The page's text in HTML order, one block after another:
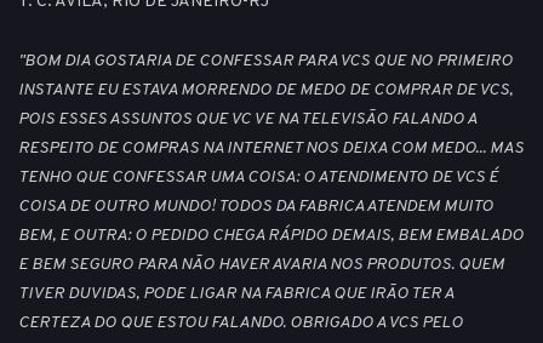
"BOM DIA GOSTARIA DE CONFESSAR PARA VCS QUE NO PRIMEIRO
INSTANTE EU ESTAVA MORRENDO DE MEDO DE COMPRAR DE VCS,
POIS ESSES ASSUNTOS QUE VC VE NA TELEVISÃO FALANDO A
RESPEITO DE COMPRAS NA INTERNET NOS DEIXA COM MEDO... MAS
TENHO QUE CONFESSAR UMA COISA: O ATENDIMENTO DE VCS É
COISA DE OUTRO MUNDO! TODOS DA FABRICA ATENDEM MUITO
BEM, E OUTRA: O PEDIDO CHEGA RÁPIDO DEMAIS, BEM EMBALADO
E BEM SEGURO PARA NÃO HAVER AVARIA NOS PRODUTOS. QUEM
TIVER DUVIDAS, PODE LIGAR NA FABRICA QUE IRÃO TER A
CERTEZA DO QUE ESTOU FALANDO. OBRIGADO A VCS PELO